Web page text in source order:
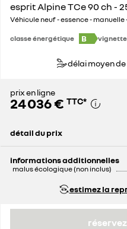
esprit Alpine TCe 90 ch -
Véhicule neuf - essence - manuelle
classe énergétique B
délai moyen
prix en ligne
24 036 € TTC*
détail du prix
informations additionnelles
malus écologique (non inclus)
estimez la